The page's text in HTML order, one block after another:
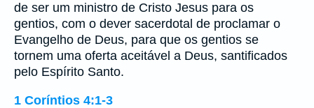
de ser um ministro de Cristo Jesus para os
gentios, com o dever sacerdotal de proclamar o
Evangelho de Deus, para que os gentios se
tornem uma oferta aceitável a Deus, santificados
pelo Espírito Santo.
1 Coríntios 4:1-3